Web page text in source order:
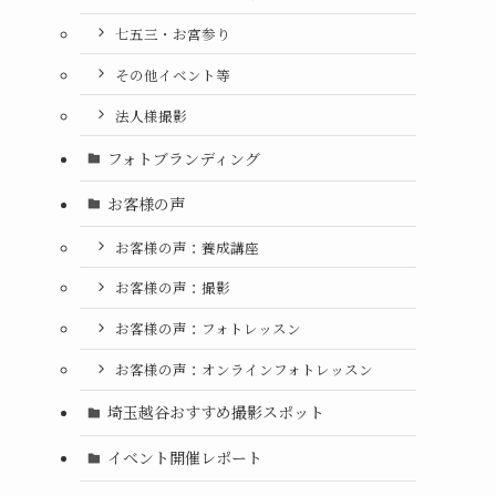
七五三・お宮参り
その他イベント等
法人様撮影
フォトブランディング
お客様の声
お客様の声：養成講座
お客様の声：撮影
お客様の声：フォトレッスン
お客様の声：オンラインフォトレッスン
埼玉越谷おすすめ撮影スポット
イベント開催レポート